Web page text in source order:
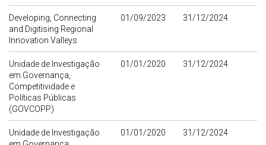
Developing, Connecting
and Digitising Regional
Innovation Valleys
01/09/2023 31/12/2024
Unidade de Investigação
em Governança,
Competitividade e
Políticas Públicas
(GOVCOPP)
01/01/2020 31/12/2024
Unidade de Investigação
01/01/2020 31/12/2024